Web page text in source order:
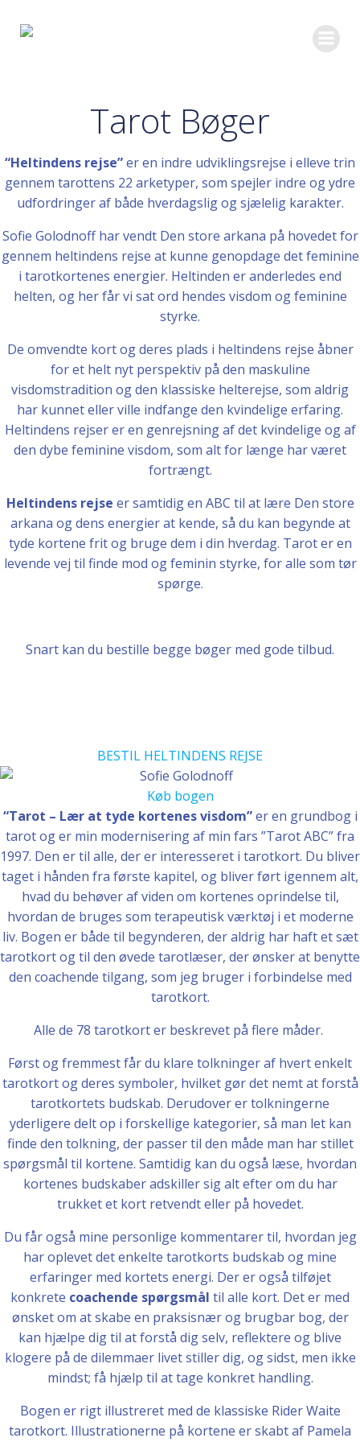
Tarot Bøger
“Heltindens rejse”er en indre udviklingsrejse i elleve trin
gennem tarottens 22 arketyper, som spejler indre og ydre
udfordringer af både hverdagslig og sjælelig karakter.
Sofie Golodnoff har vendt Den store arkana på hovedet for
gennem heltindens rejse at kunne genopdage det feminine
i tarotkortenes energier. Heltinden er anderledes end
helten, og her får vi sat ord hendes visdom og feminine
styrke.
De omvendte kort og deres plads i heltindens rejse åbner
for et helt nyt perspektiv på den maskuline
visdomstradition og den klassiske helterejse, som aldrig
har kunnet eller ville indfange den kvindelige erfaring.
Heltindens rejser er en genrejsning af det kvindelige og af
den dybe feminine visdom, som alt for længe har været
fortrængt.
Heltindens rejse er samtidig en ABC til at lære Den store
arkana og dens energier at kende, så du kan begynde at
tyde kortene frit og bruge dem i din hverdag. Tarot er en
levende vej til finde mod og feminin styrke, for alle som tør
spørge.
Snart kan du bestille begge bøger med gode tilbud.
BESTIL HELTINDENS REJSE
Køb bogen
“Tarot – Lær at tyde kortenes visdom”er en grundbog i
tarot og er min modernisering af min fars ”Tarot ABC” fra
1997. Den er til alle, der er interesseret i tarotkort. Du bliver
taget i hånden fra første kapitel, og bliver ført igennem alt,
hvad du behøver af viden om kortenes oprindelse til,
hvordan de bruges som terapeutisk værktøj i et moderne
liv. Bogen er både til begynderen, der aldrig har haft et sæt
tarotkort og til den øvede tarotlæser, der ønsker at benytte
den coachende tilgang, som jeg bruger i forbindelse med
tarotkort.
Alle de 78 tarotkort er beskrevet på flere måder.
Først og fremmest får du klare tolkninger af hvert enkelt
tarotkort og deres symboler, hvilket gør det nemt at forstå
tarotkortets budskab. Derudover er tolkningerne
yderligere delt op i forskellige kategorier, så man let kan
finde den tolkning, der passer til den måde man har stillet
spørgsmål til kortene. Samtidig kan du også læse, hvordan
kortenes budskaber adskiller sig alt efter om du har
trukket et kort retvendt eller på hovedet.
Du får også mine personlige kommentarer til, hvordan jeg
har oplevet det enkelte tarotkorts budskab og mine
erfaringer med kortets energi. Der er også tilføjet
konkrete coachende spørgsmål til alle kort. Det er med
ønsket om at skabe en praksisnær og brugbar bog, der
kan hjælpe dig til at forstå dig selv, reflektere og blive
klogere på de dilemmaer livet stiller dig, og sidst, men ikke
mindst; få hjælp til at tage konkret handling.
Bogen er rigt illustreret med de klassiske Rider Waite
tarotkort. Illustrationerne på kortene er skabt af Pamela